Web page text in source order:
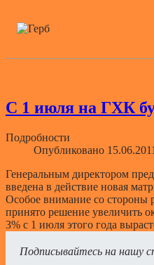
С 1 июля на ГХК
Подробности
Опубликовано
Генеральным директором
введена в действие новая
Особое внимание со стороны
принято решение увеличить
3% с 1 июля этого года
Подписывайтесь на нашу